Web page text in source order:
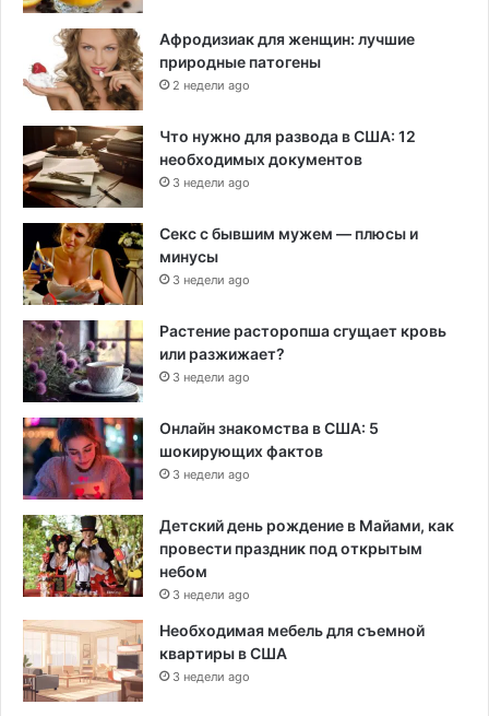
Афродизиак для женщин: лучшие
природные патогены
2 недели ago
Что нужно для развода в США: 12
необходимых документов
3 недели ago
Секс с бывшим мужем — плюсы и
минусы
3 недели ago
Растение расторопша сгущает кровь
или разжижает?
3 недели ago
Онлайн знакомства в США: 5
шокирующих фактов
3 недели ago
Детский день рождение в Майами, как
провести праздник под открытым
небом
3 недели ago
Необходимая мебель для съемной
квартиры в США
3 недели ago